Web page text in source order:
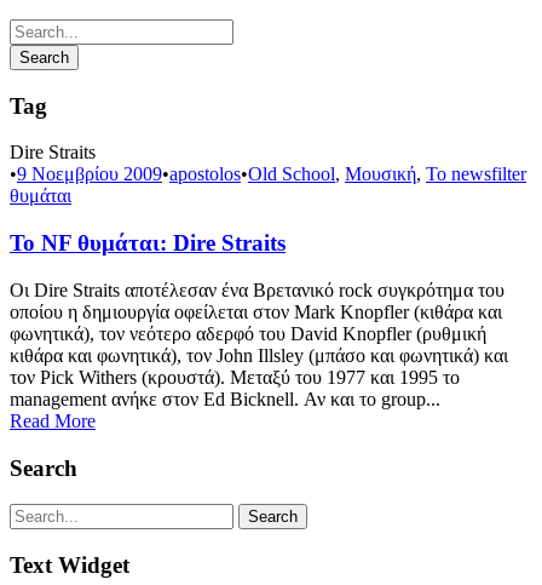
Tag
Dire Straits
•9 Νοεμβρίου 2009•apostolos•Old School, Μουσική, Το newsfilter
θυμάται
Το NF θυμάται: Dire Straits
Οι Dire Straits αποτέλεσαν ένα Βρετανικό rock συγκρότημα του
οποίου η δημιουργία οφείλεται στον Mark Knopfler (κιθάρα και
φωνητικά), τον νεότερο αδερφό του David Knopfler (ρυθμική
κιθάρα και φωνητικά), τον John Illsley (μπάσο και φωνητικά) και
τον Pick Withers (κρουστά). Μεταξύ του 1977 και 1995 το
management ανήκε στον Ed Bicknell. Αν και το group...
Read More
Search
Text Widget